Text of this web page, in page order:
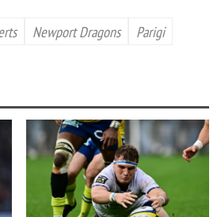
Newport Dragons
Parigi